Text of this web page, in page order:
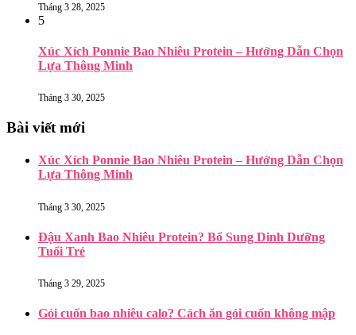
Tháng 3 28, 2025
5
Xúc Xích Ponnie Bao Nhiêu Protein – Hướng Dẫn Chọn
Lựa Thông Minh
Tháng 3 30, 2025
Bài viết mới
Xúc Xích Ponnie Bao Nhiêu Protein – Hướng Dẫn Chọn
Lựa Thông Minh
Tháng 3 30, 2025
Đậu Xanh Bao Nhiêu Protein? Bổ Sung Dinh Dưỡng
Tuổi Trẻ
Tháng 3 29, 2025
Gỏi cuốn bao nhiêu calo? Cách ăn gỏi cuốn không mập